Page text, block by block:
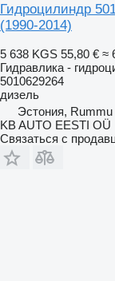
Гидроцилиндр
(1990-2014)
5 638 KGS 55,80 € ≈
Гидравлика -
5010629264
дизель
Эстония, Rummu
KB AUTO EESTI OÜ
Связаться с